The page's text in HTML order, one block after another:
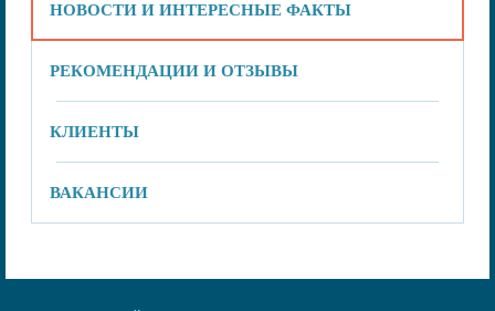
НОВОСТИ И ИНТЕРЕСНЫЕ ФАКТЫ
РЕКОМЕНДАЦИИ И ОТЗЫВЫ
КЛИЕНТЫ
ВАКАНСИИ